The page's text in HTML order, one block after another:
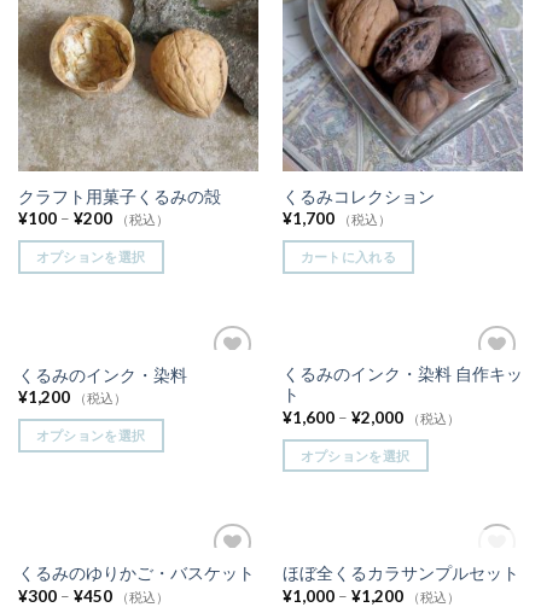
クラフト用菓子くるみの殻
¥100– ¥200 （税込）
オプションを選択
くるみコレクション
¥1,700 （税込）
カートに入れる
くるみのインク・染料
¥1,200 （税込）
オプションを選択
お気
くるみのインク・染料 自作キッ
ト
¥1,600– ¥2,000 （税込）
オプションを選択
お気
くるみのゆりかご・バスケット
¥300– ¥450 （税込）
お気
在庫切れ
ほぼ全くるカラサンプルセット
¥1,000– ¥1,200 （税込）